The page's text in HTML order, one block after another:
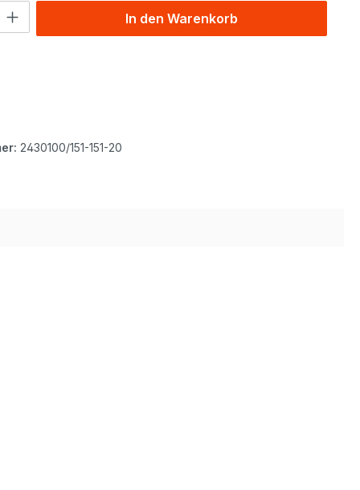
Gib den gewünschten Wert ein oder benutze die Schaltflächen
In den Warenkorb
2430100/151-151-20